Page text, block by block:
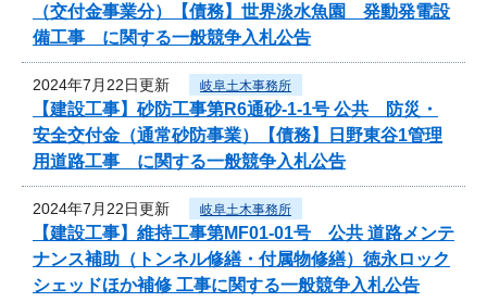
（交付金事業分）【債務】世界淡水魚園 発動発電設
備工事 に関する一般競争入札公告
2024年7月22日更新 岐阜土木事務所
【建設工事】砂防工事第R6通砂-1-1号 公共 防災・
安全交付金（通常砂防事業）【債務】日野東谷1管理
用道路工事 に関する一般競争入札公告
2024年7月22日更新 岐阜土木事務所
【建設工事】維持工事第MF01-01号 公共 道路メンテ
ナンス補助（トンネル修繕・付属物修繕）徳永ロック
シェッドほか補修 工事に関する一般競争入札公告